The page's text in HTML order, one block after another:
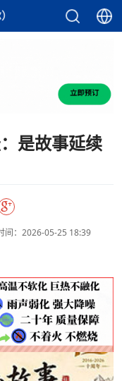
是故事延续
间：2026-05-25 18:39